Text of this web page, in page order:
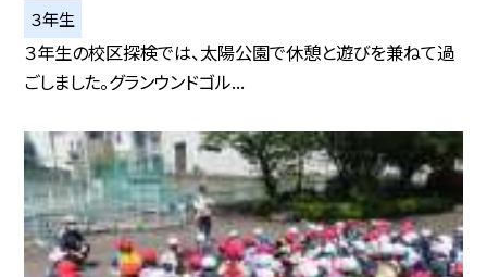
３年生
３年生の校区探検では、太陽公園で休憩と遊びを兼ねて過
ごしました。グランウンドゴル...